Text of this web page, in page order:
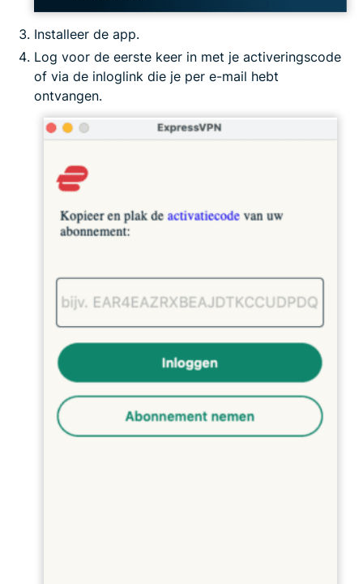
Installeer de app.
Log voor de eerste keer in met je activeringscode
of via de inloglink die je per e-mail hebt
ontvangen.